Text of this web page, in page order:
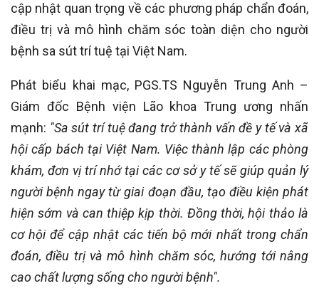
cập nhật quan trọng về các phương pháp chẩn đoán,
điều trị và mô hình chăm sóc toàn diện cho người
bệnh sa sút trí tuệ tại Việt Nam.
Phát biểu khai mạc, PGS.TS Nguyễn Trung Anh –
Giám đốc Bệnh viện Lão khoa Trung ương nhấn
mạnh: "Sa sút trí tuệ đang trở thành vấn đề y tế và xã
hội cấp bách tại Việt Nam. Việc thành lập các phòng
khám, đơn vị trí nhớ tại các cơ sở y tế sẽ giúp quản lý
người bệnh ngay từ giai đoạn đầu, tạo điều kiện phát
hiện sớm và can thiệp kịp thời. Đồng thời, hội thảo là
cơ hội để cập nhật các tiến bộ mới nhất trong chẩn
đoán, điều trị và mô hình chăm sóc, hướng tới nâng
cao chất lượng sống cho người bệnh".